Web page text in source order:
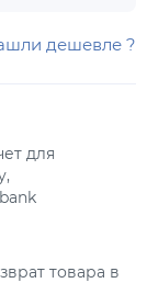
дешевле ?
для
товара в